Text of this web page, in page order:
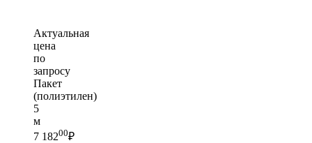
Актуальная
цена
по
запросу
Пакет
(полиэтилен)
5
м
7 18200₽